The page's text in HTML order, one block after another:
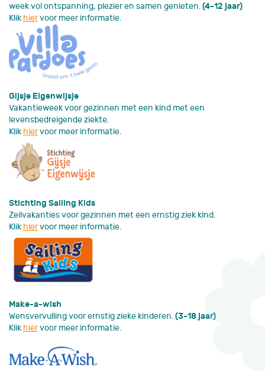
week vol ontspanning, plezier en samen genieten.(4-12 jaar)
Klik hiervoor meer informatie.
Gijsje Eigenwijsje
Vakantieweek voor gezinnen met een kind met een
levensbedreigende ziekte.
Klik hiervoor meer informatie.
Stichting Sailing Kids
Zeilvakanties voor gezinnen met een ernstig ziek kind.
Klik hiervoor meer informatie.
Make-a-wish
Wensvervulling voor ernstig zieke kinderen.(3-18 jaar)
Klik hiervoor meer informatie.